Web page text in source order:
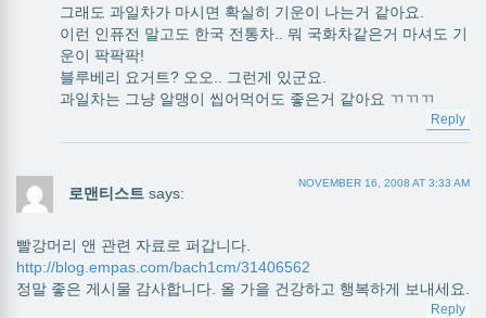
그래도 과일차가 마시면 확실히 기운이 나는거 같아요.
이런 인퓨전 말고도 한국 전통차.. 뭐 국화차같은거 마셔도 기
운이 팍팍팍!
블루베리 요거트? 오오.. 그런게 있군요.
과일차는 그냥 알맹이 씹어먹어도 좋은거 같아요 ㄲㄲㄲ
Reply
로맨티스트 says:
NOVEMBER 16, 2008 AT 3:33 AM
빨강머리 앤 관련 자료로 퍼갑니다.
http://blog.empas.com/bach1cm/31406562
정말 좋은 게시물 감사합니다. 올 가을 건강하고 행복하게 보내세요.
Reply